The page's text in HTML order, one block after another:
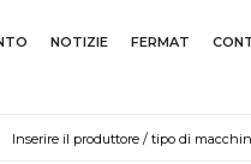
NOTIZIE FERMAT